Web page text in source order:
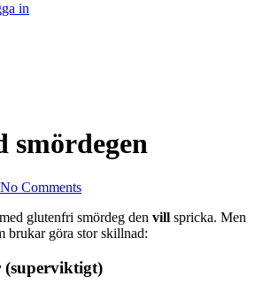
in
smördegen
No Comments
med glutenfri smördeg den vill spricka. Men
brukar göra stor skillnad:
(superviktigt)